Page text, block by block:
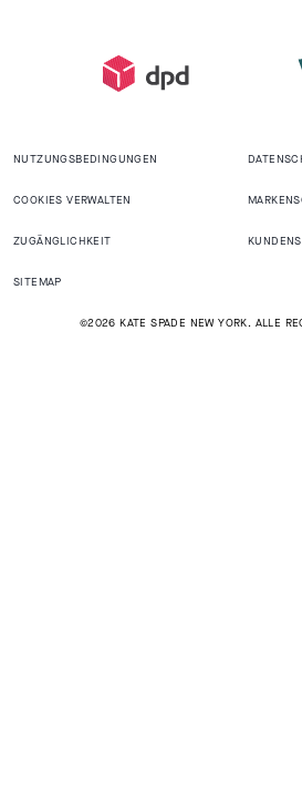
NUTZUNGSBEDINGUNGEN
COOKIES VERWALTEN
ZUGÄNGLICHKEIT
SITEMAP
©2026 KATE SPADE NEW YORK. ALLE